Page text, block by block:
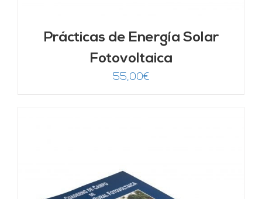
Prácticas de Energía Solar
Fotovoltaica
55,00€